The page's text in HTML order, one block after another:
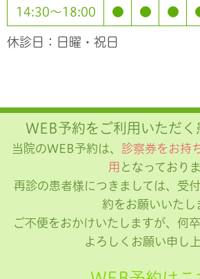
14:30～18:00
● ● ●
休診日：日曜・祝日
WEB予約をご利用いただ
当院のWEB予約は、 診察券をお持
用となっておりま
再診の患者様につきましては、受
約をお願いいたし
ご不便をおかけいたしますが、何
よろしくお願い申し上